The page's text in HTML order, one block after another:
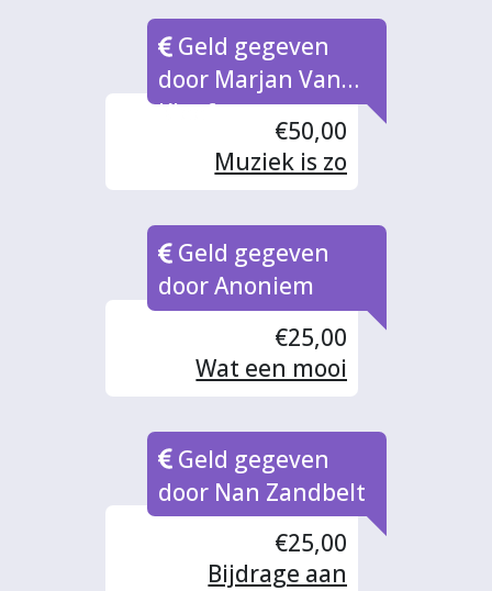
bevrijdend en
helend.
Geld gegeven
door Marjan Van
Kleef
€50,00
Muziek is zo
Geld gegeven
door Anoniem
€25,00
Wat een mooi
Geld gegeven
door Nan Zandbelt
€25,00
Bijdrage aan